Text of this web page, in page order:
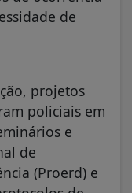
de
projetos
policiais em
e
de
(Proerd) e